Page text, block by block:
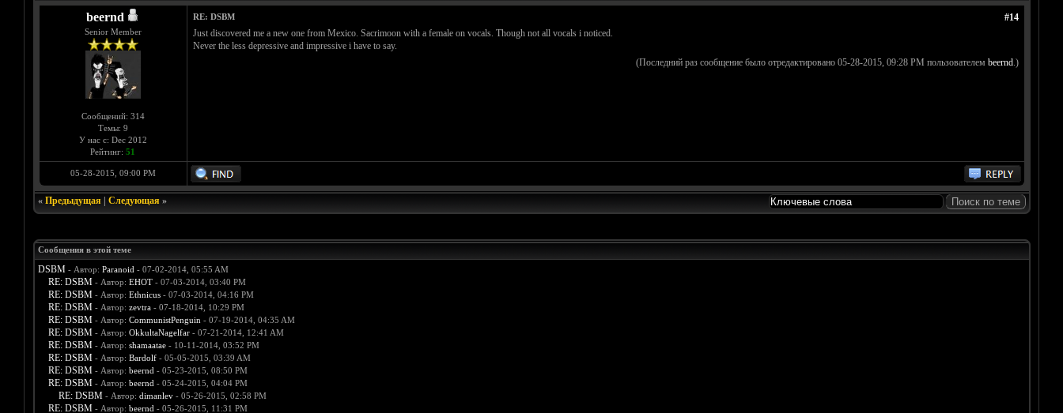
beernd
Senior Member
Сообщений: 314
Темы: 9
У нас с: Dec 2012
Рейтинг: 51
#14
RE: DSBM
Just discovered me a new one from Mexico. Sacrimoon with a female on vocals. Though not all vocals i noticed.
Never the less depressive and impressive i have to say.
(Последний раз сообщение было отредактировано 05-28-2015, 09:28 PM пользователем beernd.)
05-28-2015, 09:00 PM
« Предыдущая| Следующая»
Сообщения в этой теме
DSBM - Автор: Paranoid - 07-02-2014, 05:55 AM
RE: DSBM - Автор: EHOT- 07-03-2014, 03:40 PM
RE: DSBM - Автор: Ethnicus- 07-03-2014, 04:16 PM
RE: DSBM - Автор: zevtra- 07-18-2014, 10:29 PM
RE: DSBM - Автор: CommunistPenguin - 07-19-2014, 04:35 AM
RE: DSBM - Автор: OkkultaNagelfar- 07-21-2014, 12:41 AM
RE: DSBM - Автор: shamaatae- 10-11-2014, 03:52 PM
RE: DSBM - Автор: Bardolf- 05-05-2015, 03:39 AM
RE: DSBM - Автор: beernd - 05-23-2015, 08:50 PM
RE: DSBM - Автор: beernd - 05-24-2015, 04:04 PM
RE: DSBM - Автор: dimanlev- 05-26-2015, 02:58 PM
RE: DSBM - Автор: beernd - 05-26-2015, 11:31 PM